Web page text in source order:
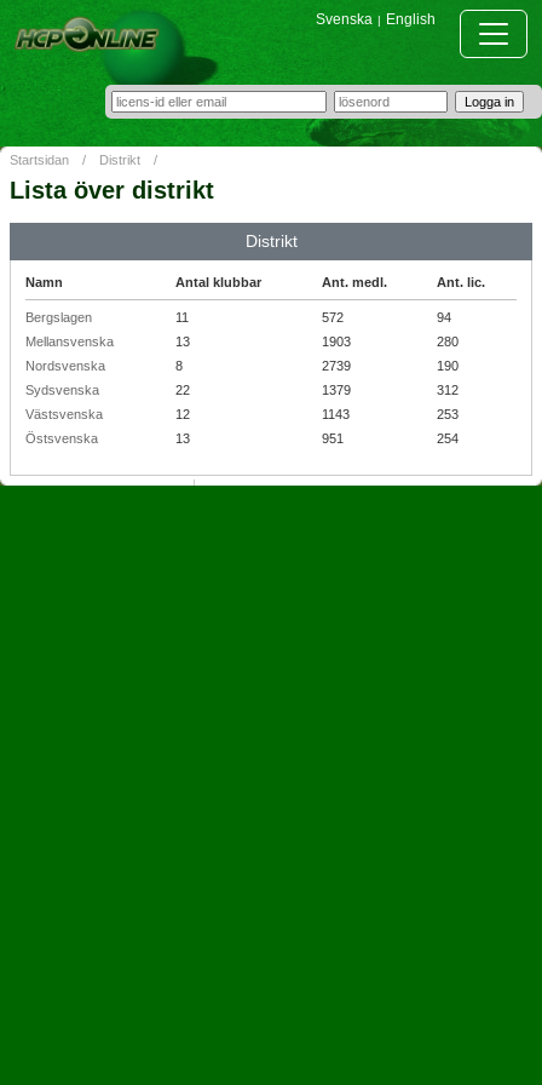
Svenska | English
Startsidan / Distrikt /
Lista över distrikt
Distrikt
Namn Antal klubbar Ant. medl. Ant. lic.
Bergslagen 11 572
94
Mellansvenska
13 1903
280
Nordsvenska
8 2739
190
Sydsvenska
22 1379
312
Västsvenska
12 1143
253
Östsvenska
13 951 254